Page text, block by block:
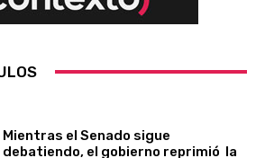
Mientras el Senado sigue
debatiendo, el gobierno reprimió la